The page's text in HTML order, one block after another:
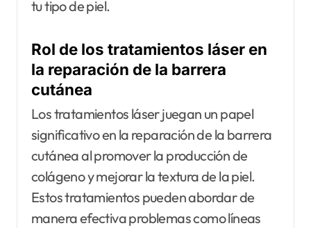
tu tipo de piel.
Rol de los tratamientos láser en
la reparación de la barrera
cutánea
Los tratamientos láser juegan un papel
significativo en la reparación de la barrera
cutánea al promover la producción de
colágeno y mejorar la textura de la piel.
Estos tratamientos pueden abordar de
manera efectiva problemas como líneas